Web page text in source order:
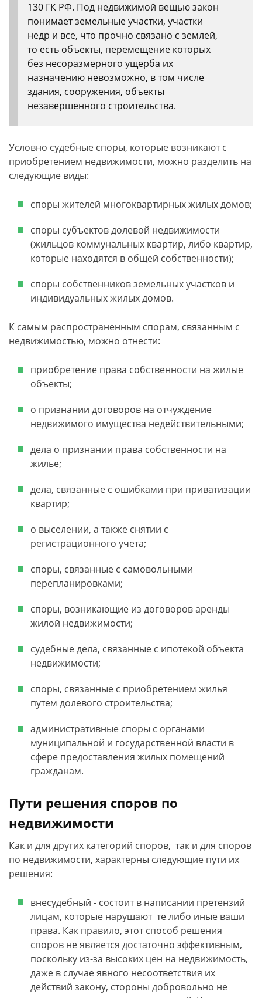
130 ГК РФ. Под недвижимой вещью закон
понимает земельные участки, участки
недр и все, что прочно связано с землей,
то есть объекты, перемещение которых
без несоразмерного ущерба их
назначению невозможно, в том числе
здания, сооружения, объекты
незавершенного строительства.
Условно судебные споры, которые возникают с
приобретением недвижимости, можно разделить на
следующие виды:
споры жителей многоквартирных жилых домов;
споры субъектов долевой недвижимости
(жильцов коммунальных квартир, либо квартир,
которые находятся в общей собственности);
споры собственников земельных участков и
индивидуальных жилых домов.
К самым распространенным спорам, связанным с
недвижимостью, можно отнести:
приобретение права собственности на жилые
объекты;
о признании договоров на отчуждение
недвижимого имущества недействительными;
дела о признании права собственности на
жилье;
дела, связанные с ошибками при приватизации
квартир;
о выселении, а также снятии с
регистрационного учета;
споры, связанные с самовольными
перепланировками;
споры, возникающие из договоров аренды
жилой недвижимости;
судебные дела, связанные с ипотекой объекта
недвижимости;
споры, связанные с приобретением жилья
путем долевого строительства;
административные споры с органами
муниципальной и государственной власти в
сфере предоставления жилых помещений
гражданам.
Пути решения споров по
недвижимости
Как и для других категорий споров, так и для споров
по недвижимости, характерны следующие пути их
решения:
внесудебный - состоит в написании претензий
лицам, которые нарушают те либо иные ваши
права. Как правило, этот способ решения
споров не является достаточно эффективным,
поскольку из-за высоких цен на недвижимость,
даже в случае явного несоответствия их
действий закону, стороны добровольно не